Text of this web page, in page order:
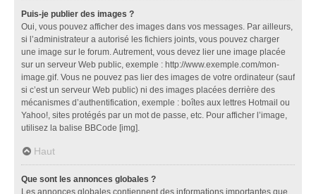
Puis-je publier des images ?
Oui, vous pouvez afficher des images dans vos messages. Par ailleurs,
si l’administrateur a autorisé les fichiers joints, vous pouvez charger
une image sur le forum. Autrement, vous devez lier une image placée
sur un serveur Web public, exemple : http://www.exemple.com/mon-
image.gif. Vous ne pouvez pas lier des images de votre ordinateur (sauf
si c’est un serveur Web public) ni des images placées derrière des
mécanismes d’authentification, exemple : boîtes aux lettres Hotmail ou
Yahoo!, sites protégés par un mot de passe, etc. Pour afficher l’image,
utilisez la balise BBCode [img].
Haut
Que sont les annonces globales ?
Les annonces globales contiennent des informations importantes que